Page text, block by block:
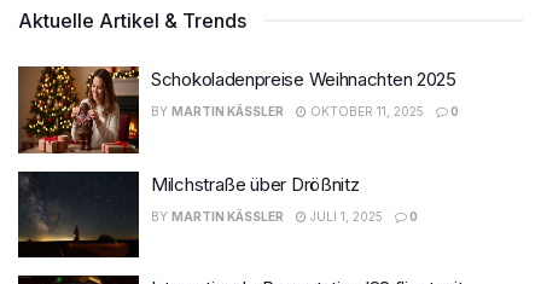
Aktuelle Artikel & Trends
Schokoladenpreise Weihnachten 2025
BY MARTIN KÄSSLER OKTOBER 11, 2025 0
Milchstraße über Drößnitz
BY MARTIN KÄSSLER JULI 1, 2025 0